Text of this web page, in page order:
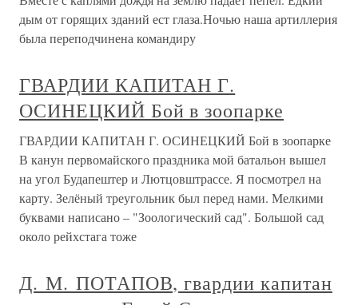
дым от горящих зданий ест глаза.Ночью наша артиллерия
была переподчинена командиру
ГВАРДИИ КАПИТАН Г.
ОСИНЕЦКИЙ Бой в зоопарке
ГВАРДИИ КАПИТАН Г. ОСИНЕЦКИЙ Бой в зоопарке
В канун первомайского праздника мой батальон вышел
на угол Будапештер и Лютцовштрассе. Я посмотрел на
карту. Зелёный треугольник был перед нами. Мелкими
буквами написано – "Зоологический сад". Большой сад
около рейхстага тоже
Д. М. ПОТАПОВ, гвардии капитан